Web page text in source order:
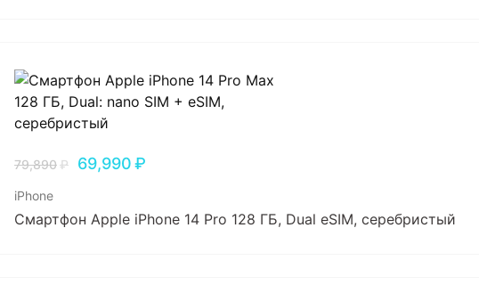
79,890₽ 69,990₽
iPhone
Смартфон Apple iPhone 14 Pro 128 ГБ, Dual еSIM, серебристый